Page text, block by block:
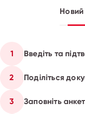
Новий
1 Введіть та
2 Поділіться
3 Заповніть